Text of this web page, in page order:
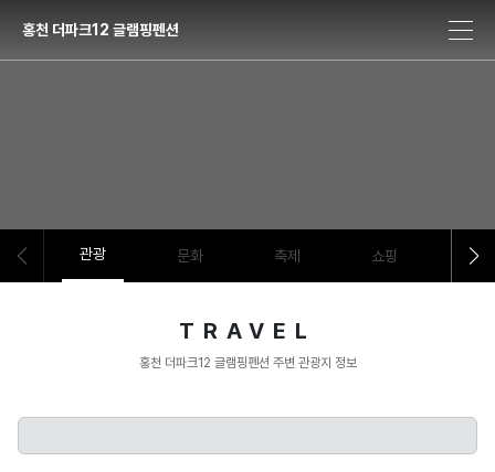
홍천 더파크12 글램핑펜션
관광 문화 축제 쇼핑 음식
TRAVEL
홍천 더파크12 글램핑펜션 주변 관광지 정보